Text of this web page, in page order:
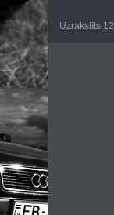
Uzrakstīts